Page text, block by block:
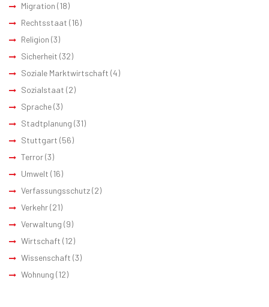
Migration (18)
Rechtsstaat (16)
Religion (3)
Sicherheit (32)
Soziale Marktwirtschaft (4)
Sozialstaat (2)
Sprache(3)
Stadtplanung (31)
Stuttgart (56)
Terror(3)
Umwelt (16)
Verfassungsschutz(2)
Verkehr(21)
Verwaltung (9)
Wirtschaft (12)
Wissenschaft (3)
Wohnung (12)